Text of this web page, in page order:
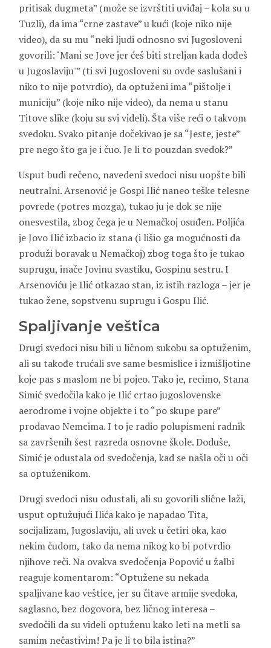
pritisak dugmeta” (može se izvrštiti uviđaj – kola su u
Tuzli), da ima “crne zastave” u kući (koje niko nije
video), da su mu “neki ljudi odnosno svi Jugosloveni
govorili: ‘Mani se Jove jer ćeš biti streljan kada dođeš
u Jugoslaviju'” (ti svi Jugosloveni su ovde saslušani i
niko to nije potvrdio), da optuženi ima “pištolje i
municiju” (koje niko nije video), da nema u stanu
Titove slike (koju su svi videli). Šta više reći o takvom
svedoku. Svako pitanje dočekivao je sa “Jeste, jeste”
pre nego što ga je i čuo. Je li to pouzdan svedok?”
Usput budi rečeno, navedeni svedoci nisu uopšte bili
neutralni. Arsenović je Gospi Ilić naneo teške telesne
povrede (potres mozga), tukao ju je dok se nije
onesvestila, zbog čega je u Nemačkoj osuđen. Poljića
je Jovo Ilić izbacio iz stana (i lišio ga mogućnosti da
produži boravak u Nemačkoj) zbog toga što je tukao
suprugu, inače Jovinu svastiku, Gospinu sestru. I
Arsenoviću je Ilić otkazao stan, iz istih razloga – jer je
tukao žene, sopstvenu suprugu i Gospu Ilić.
Spaljivanje veštica
Drugi svedoci nisu bili u ličnom sukobu sa optuženim,
ali su takođe trućali sve same besmislice i izmišljotine
koje pas s maslom ne bi pojeo. Tako je, recimo, Stana
Simić svedočila kako je Ilić crtao jugoslovenske
aerodrome i vojne objekte i to “po skupe pare”
prodavao Nemcima. I to je radio polupismeni radnik
sa završenih šest razreda osnovne škole. Doduše,
Simić je odustala od svedočenja, kad se našla oči u oči
sa optuženikom.
Drugi svedoci nisu odustali, ali su govorili slične laži,
usput optužujući Ilića kako je napadao Tita,
socijalizam, Jugoslaviju, ali uvek u četiri oka, kao
nekim čudom, tako da nema nikog ko bi potvrdio
njihove reči. Na ovakva svedočenja Popović u žalbi
reaguje komentarom: “Optužene su nekada
spaljivane kao veštice, jer su čitave armije svedoka,
saglasno, bez dogovora, bez ličnog interesa –
svedočili da su videli optuženu kako leti na metli sa
samim nečastivim! Pa je li to bila istina?”